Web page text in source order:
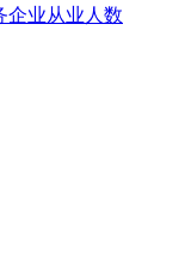
企业从业人数